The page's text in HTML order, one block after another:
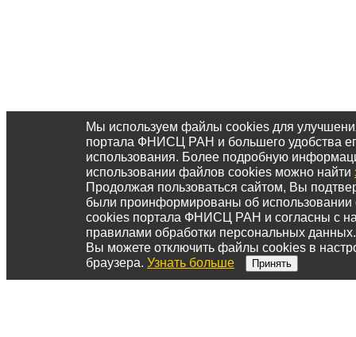
Мы используем файлы cookies для
портала ФНИСЦ РАН и большего удобства
использования. Более подробную
использовании файлов cookies можно найти
Продолжая пользоваться сайтом, Вы
были проинформированы об
cookies портала ФНИСЦ РАН и согласны с
правилами обработки персональных данных.
Вы можете отключить файлы cookies в
браузера. Узнать больше Принять